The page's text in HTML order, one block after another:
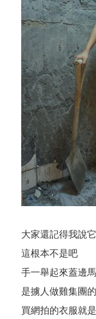
大家還記得我說
這根本不是吧
手一舉起來蓋邊
是擄人做雞集團
買網拍的衣服就